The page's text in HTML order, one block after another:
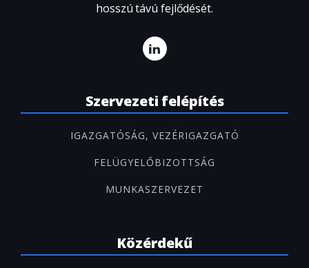
hosszú távú fejlődését.
Szervezeti felépítés
IGAZGATÓSÁG, VEZÉRIGAZGATÓ
FELÜGYELŐBIZOTTSÁG
MUNKASZERVEZET
Közérdekű